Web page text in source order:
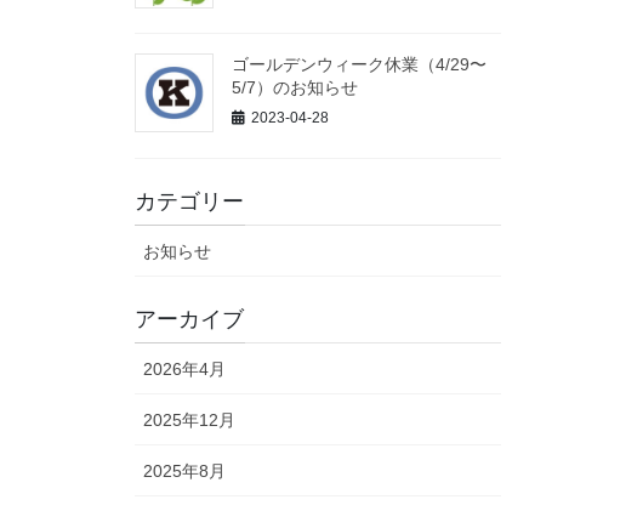
ゴールデンウィーク休業（4/29〜
5/7）のお知らせ
2023-04-28
カテゴリー
お知らせ
アーカイブ
2026年4月
2025年12月
2025年8月